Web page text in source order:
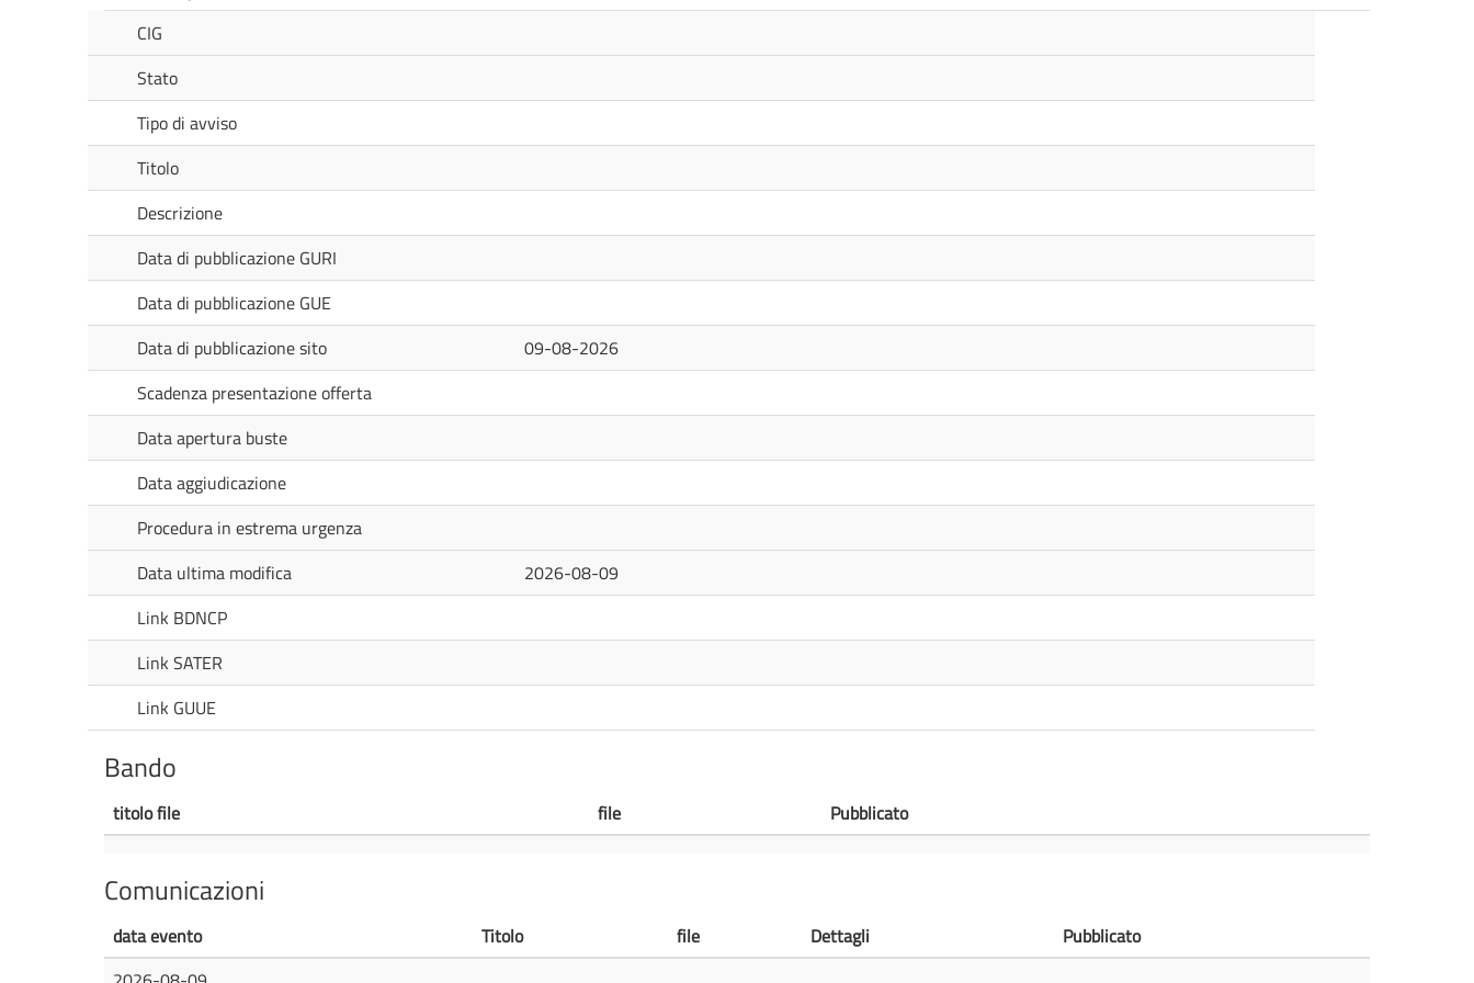
CIG
Stato
Tipo di avviso
Titolo
Descrizione
Data di pubblicazione GURI
Data di pubblicazione GUE
Data di pubblicazione sito
09-08-2026
Scadenza presentazione offerta
Data apertura buste
Data aggiudicazione
Procedura in estrema urgenza
Data ultima modifica
2026-08-09
Link BDNCP
Link SATER
Link GUUE
Bando
titolo file file Pubblicato
Comunicazioni
data evento Titolo file Dettagli
Pubblicato